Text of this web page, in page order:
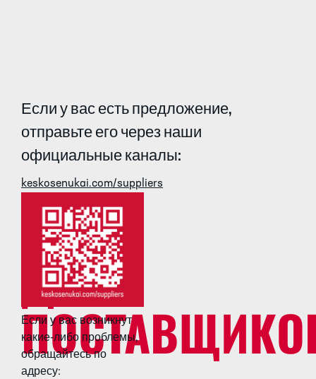
ДЛЯ
Если у вас есть предложение,
отправьте его через наши
официальные каналы:
keskosenukai.com/suppliers
Если у вас возникнут
какие-либо проблемы,
обращайтесь по
адресу: